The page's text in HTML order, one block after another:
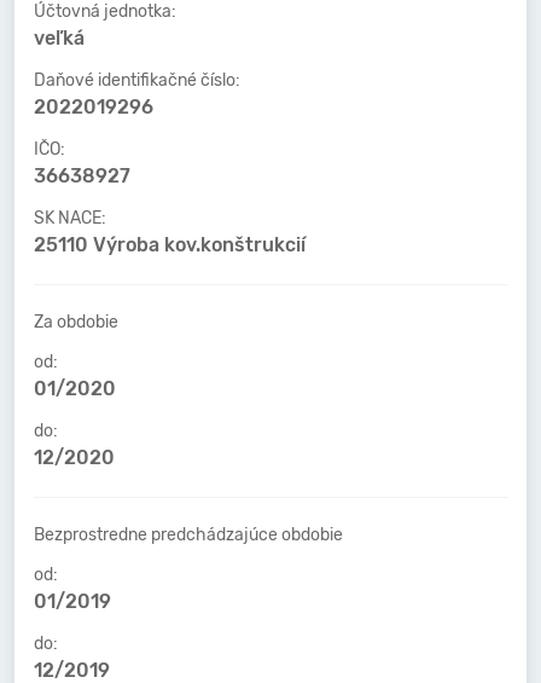
Účtovná jednotka:
veľká
Daňové identifikačné číslo:
2022019296
IČO:
36638927
SK NACE:
25110 Výroba kov.konštrukcií
Za obdobie
od:
01/2020
do:
12/2020
Bezprostredne predchádzajúce obdobie
od:
01/2019
do:
12/2019